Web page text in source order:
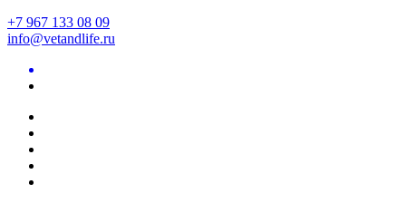
+7 967 133 08 09
info@vetandlife.ru